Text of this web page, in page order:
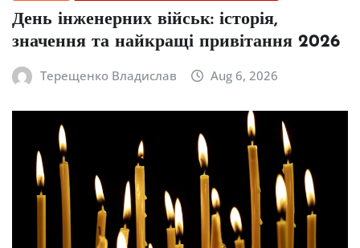
День інженерних військ: історія,
значення та найкращі привітання 2026
Терещенко Владислав Aug 6, 2026